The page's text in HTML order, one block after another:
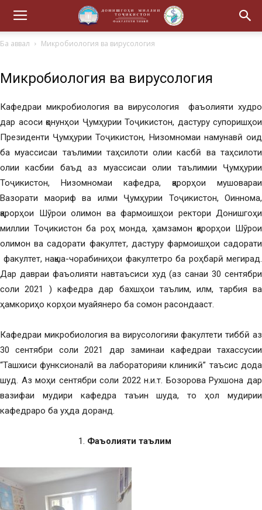
Ба аввал Микробиология ва вирусология
Микробиология ва вирусология
Кафедраи микробиология ва вирусология фаъолияти худро
дар асоси қонунҳои Ҷумҳурии Тоҷикистон, дастуру супоришҳои
Президенти Ҷумҳурии Тоҷикистон, Низомномаи намунавӣ оид
ба муассисаи таълимии таҳсилоти олии касбӣ ва таҳсилоти
олии касбии баъд аз муассисаи олии таълимии Ҷумҳурии
Тоҷикистон, Низомномаи кафедра, қарорҳои мушовараи
Вазорати маориф ва илми Ҷумҳурии Тоҷикистон, Оиннома,
қарорҳои Шӯрои олимон ва фармоишҳои ректори Донишгоҳи
миллии Тоҷикистон ба роҳ монда, ҳамзамон қарорҳои Шӯрои
олимон ва садорати факултет, дастуру фармоишҳои садорати
факултет, нақша-чорабиниҳои факултетро ба роҳбарӣ мегирад.
Дар давраи фаъолияти навтаъсиси худ (аз санаи 30 сентябри
соли 2021 ) кафедра дар бахшҳои таълим, илм, тарбия ва
ҳамкориҳо корҳои муайянеро ба сомон расондааст.
Кафедраи микробиология ва вирусологияи факултети тиббӣ аз
30 сентябри соли 2021 дар заминаи кафедраи тахассусии
“Ташхиси функсионалӣ ва лабораторияи клиникӣ” таъсис дода
шуд. Аз моҳи сентябри соли 2022 н.и.т. Бозорова Рухшона дар
вазифаи мудири кафедра таъин шуда, то ҳол мудирии
кафедраро ба уҳда доранд.
Фаъолияти таълим